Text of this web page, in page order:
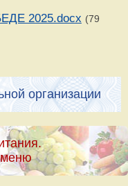
2025.docx (79
организации